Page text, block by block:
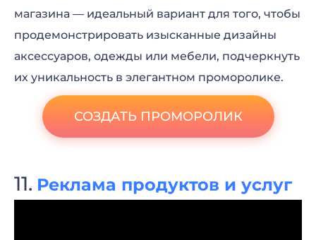
магазина — идеальный вариант для того, чтобы
продемонстрировать изысканные дизайны
аксессуаров, одежды или мебели, подчеркнуть
их уникальность в элегантном проморолике.
СОЗДАТЬ ПРОМОРОЛИК
Реклама продуктов и услуг